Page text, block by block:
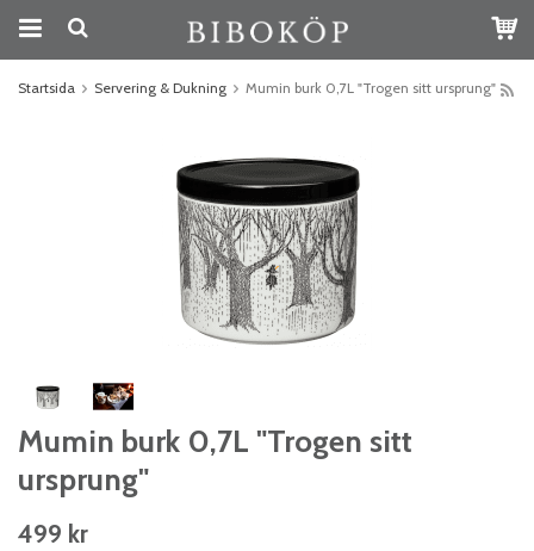
Startsida Servering & Dukning Mumin burk 0,7L "Trogen sitt ursprung"
Mumin burk 0,7L "Trogen sitt
ursprung"
499 kr